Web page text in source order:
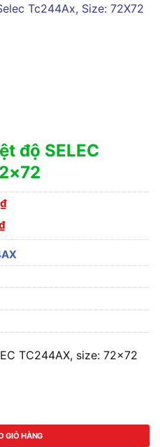
độ SELEC
₫
TC244AX, size: 72×72
size: 72x72 số lượng
GIỎ HÀNG